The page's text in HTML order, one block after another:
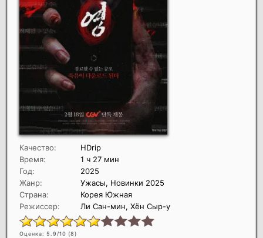
Качество:
HDrip
Время:
1 ч 27 мин
Год:
2025
Жанр:
Ужасы, Новинки 2025
Страна:
Корея Южная
Режиссер:
Ли Сан-мин, Хён Сыр-у
Оценка: 5.9/10 (8)